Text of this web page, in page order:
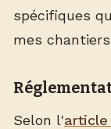
spécifiques
mes
Selon l'article